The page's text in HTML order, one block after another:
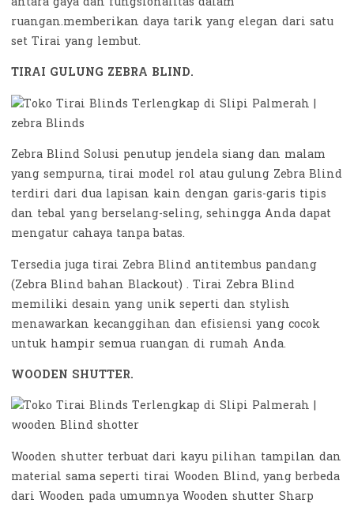
ruangan.memberikan daya tarik yang elegan dari satu
set Tirai yang lembut.
TIRAI GULUNG ZEBRA BLIND.
Zebra Blind Solusi penutup jendela siang dan malam
yang sempurna, tirai model rol atau gulung Zebra Blind
terdiri dari dua lapisan kain dengan garis-garis tipis
dan tebal yang berselang-seling, sehingga Anda dapat
mengatur cahaya tanpa batas.
Tersedia juga tirai Zebra Blind antitembus pandang
(Zebra Blind bahan Blackout) . Tirai Zebra Blind
memiliki desain yang unik seperti dan stylish
menawarkan kecanggihan dan efisiensi yang cocok
untuk hampir semua ruangan di rumah Anda.
WOODEN SHUTTER.
Wooden shutter terbuat dari kayu pilihan tampilan dan
material sama seperti tirai Wooden Blind, yang berbeda
dari Wooden pada umumnya Wooden shutter Sharp